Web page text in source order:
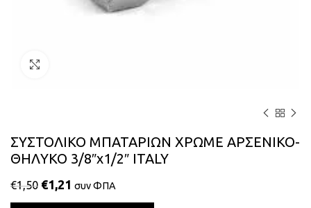
ΣΥΣΤΟΛΙΚΟ ΜΠΑΤΑΡΙΩΝ ΧΡΩΜΕ ΑΡΣΕΝΙΚΟ-
ΘΗΛΥΚΟ 3/8″x1/2″ ITALY
€1,50 €1,21 συν ΦΠΑ